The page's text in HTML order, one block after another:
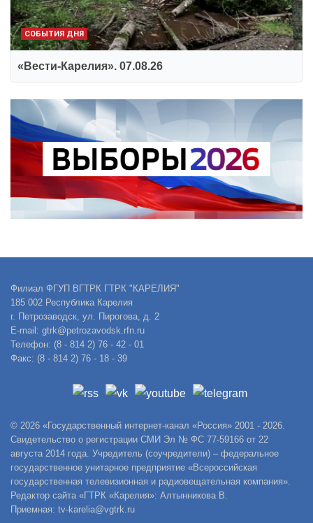
СОБЫТИЯ ДНЯ
«Вести-Карелия». 07.08.26
Филиал ФГУП ВГТРК ГТРК "КАРЕЛИЯ"
185 002 Республика Карелия
г. Петрозаводск, ул. Пирогова, д. 2
E-mail: gtrk@petrozavodsk.rfn.ru
Телефон: (8 - 814 2) 76 - 42 - 01
Факс: (8 - 814 2) 76 - 18 - 39
© 2026 «Государственный интернет-канал «Россия» 2001 - 2026.
Свидетельство о регистрации СМИ Эл № ФС 77-59166 от 22
августа 2014 года. Учредитель (соучредители) – федеральное
государственное унитарное предприятие «Всероссийская
государственная телевизионная и радиовещательная компания».
Редактор сайта «ГТРК «Карелия»: Алтынникова В.
Приемная: tv-karelia@vgtrk.ru